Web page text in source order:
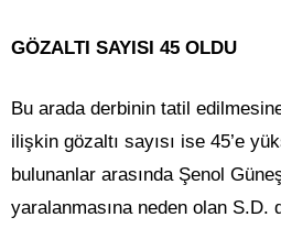
GÖZALTI SAYISI 45 OLDU
Bu arada derbinin tatil
ilişkin gözaltı sayısı ise 45’e
bulunanlar arasında Şenol
yaralanmasına neden olan S.D.